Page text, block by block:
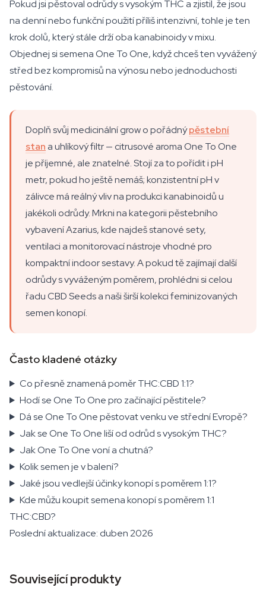
Pokud jsi pěstoval odrůdy s vysokým THC a zjistil, že jsou
na denní nebo funkční použití příliš intenzivní, tohle je ten
krok dolů, který stále drží oba kanabinoidy v mixu.
Objednej si semena One To One, když chceš ten vyvážený
střed bez kompromisů na výnosu nebo jednoduchosti
pěstování.
Doplň svůj medicinální grow o pořádnýpěstební
stana uhlíkový filtr — citrusové aroma One To One
je příjemné, ale znatelné. Stojí za to pořídit i pH
metr, pokud ho ještě nemáš; konzistentní pH v
zálivce má reálný vliv na produkci kanabinoidů u
jakékoli odrůdy. Mrkni na kategorii pěstebního
vybavení Azarius, kde najdeš stanové sety,
ventilaci a monitorovací nástroje vhodné pro
kompaktní indoor sestavy. A pokud tě zajímají další
odrůdy s vyváženým poměrem, prohlédni si celou
řadu CBD Seeds a naši širší kolekci feminizovaných
semen konopí.
Často kladené otázky
Co přesně znamená poměr THC:CBD 1:1?
Hodí se One To One pro začínající pěstitele?
Dá se One To One pěstovat venku ve střední Evropě?
Jak se One To One liší od odrůd s vysokým THC?
Jak One To One voní a chutná?
Kolik semen je v balení?
Jaké jsou vedlejší účinky konopí s poměrem 1:1?
Kde můžu koupit semena konopí s poměrem 1:1
THC:CBD?
Poslední aktualizace: duben 2026
Související produkty